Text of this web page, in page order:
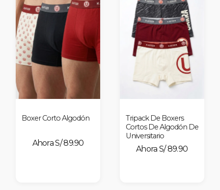
Boxer Corto Algodón
S/ 89.90
Tripack De Boxers
Cortos De Algodón De
Universitario
S/ 89.90